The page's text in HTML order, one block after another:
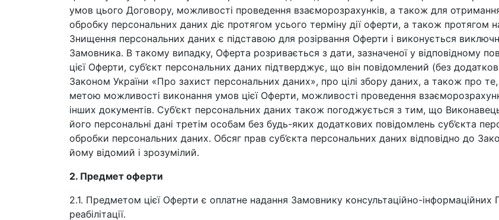
умов цього Договору, можливості проведення взаєморозрахунків, а також для отримання
обробку персональних даних діє протягом усього терміну дії оферти, а також протягом
Знищення персональних даних є підставою для розірвання Оферти і виконується
Замовника. В такому випадку, Оферта розривається з дати, зазначеної у відповідному
цієї Оферти, суб’єкт персональних даних підтверджує, що він повідомлений (без
Законом України «Про захист персональних даних», про цілі збору даних, а також про
метою можливості виконання умов цієї Оферти, можливості проведення
інших документів. Суб’єкт персональних даних також погоджується з тим, що
його персональні дані третім особам без будь-яких додаткових повідомлень суб’єкта
обробки персональних даних. Обсяг прав суб’єкта персональних даних відповідно до
йому відомий і зрозумілий.
2. Предмет оферти
2.1. Предметом цієї Оферти є оплатне надання Замовнику консультаційно-інформаційних
реабілітації.